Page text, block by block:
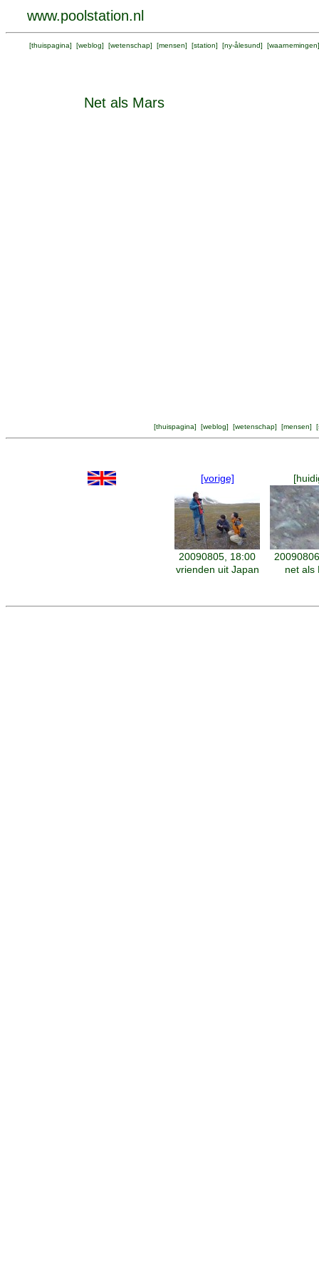
www.poolstation.nl
[thuispagina] [weblog] [wetenschap] [mensen] [station] [ny-ålesund] [waarnemingen
Net als Mars
[thuispagina] [weblog] [wetenschap] [mensen] [
[vorige]
20090805, 18:00
vrienden uit Japan
net als